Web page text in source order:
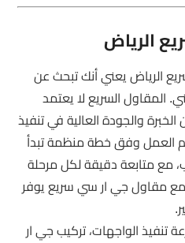
الرياض
الرياض يعني أنك تبحث عن
المقاول السريع لا يعتمد
والجودة العالية في تنفيذ
العمل وفق خطة منظمة تبدأ
مع متابعة دقيقة لكل مرحلة
مع مقاول جي ار سي سريع يوفر
الواجهات، تركيب جي ار